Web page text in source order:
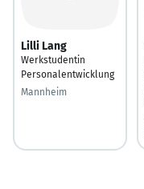
Lilli Lang
Werkstudentin
Personalentwicklung
Mannheim